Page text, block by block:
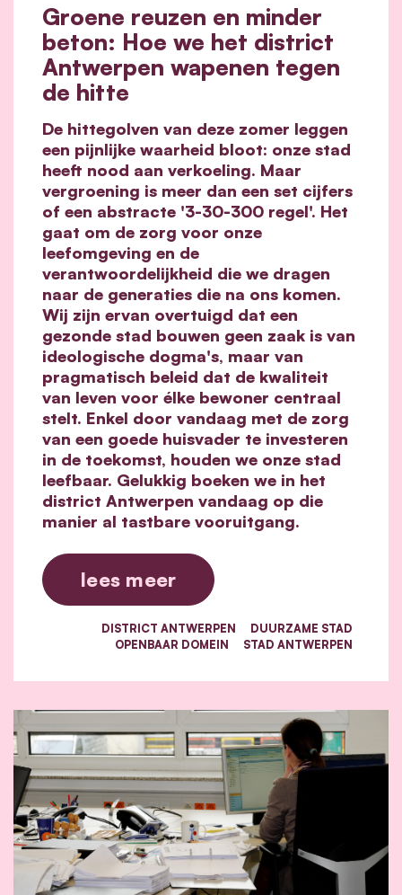
Groene reuzen en minder
beton: Hoe we het district
Antwerpen wapenen tegen
de hitte
De hittegolven van deze zomer leggen
een pijnlijke waarheid bloot: onze stad
heeft nood aan verkoeling. Maar
vergroening is meer dan een set cijfers
of een abstracte '3-30-300 regel'. Het
gaat om de zorg voor onze
leefomgeving en de
verantwoordelijkheid die we dragen
naar de generaties die na ons komen.
Wij zijn ervan overtuigd dat een
gezonde stad bouwen geen zaak is van
ideologische dogma's, maar van
pragmatisch beleid dat de kwaliteit
van leven voor élke bewoner centraal
stelt. Enkel door vandaag met de zorg
van een goede huisvader te investeren
in de toekomst, houden we onze stad
leefbaar. Gelukkig boeken we in het
district Antwerpen vandaag op die
manier al tastbare vooruitgang.
lees meer
DISTRICT ANTWERPEN
DUURZAME STAD
OPENBAAR DOMEIN
STAD ANTWERPEN